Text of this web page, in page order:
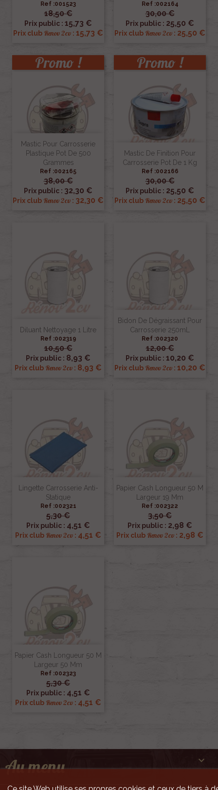
Ref :001523
18,50 €
Prix public : 15,73 €
Prix club Renov 2cv : 15,73 €
Ref :002164
30,00 €
Prix public : 25,50 €
Prix club Renov 2cv : 25,50 €
Mastic Pour Carrosserie
Plastique Pot De 500
Grammes
Ref :002165
38,00 €
Prix public : 32,30 €
Prix club Renov 2cv : 32,30 €
Promo !
Mastic De Finition Pour
Carrosserie Pot De 1 Kg
Ref :002166
30,00 €
Prix public : 25,50 €
Prix club Renov 2cv : 25,50 €
Promo !
Diluant Nettoyage 1 Litre
Ref :002319
10,50 €
Prix public : 8,93 €
Prix club Renov 2cv : 8,93 €
Bidon De Dégraissant Pour
Carrosserie 250mL
Ref :002320
12,00 €
Prix public : 10,20 €
Prix club Renov 2cv : 10,20 €
Lingette Carrosserie Anti-
Statique
Ref :002321
5,30 €
Prix public : 4,51 €
Prix club Renov 2cv : 4,51 €
Papier Cash Longueur 50 M
Largeur 19 Mm
Ref :002322
3,50 €
Prix public : 2,98 €
Prix club Renov 2cv : 2,98 €
Papier Cash Longueur 50 M
Largeur 50 Mm
Ref :002323
5,30 €
Prix public : 4,51 €
Prix club Renov 2cv : 4,51 €
Au menu 